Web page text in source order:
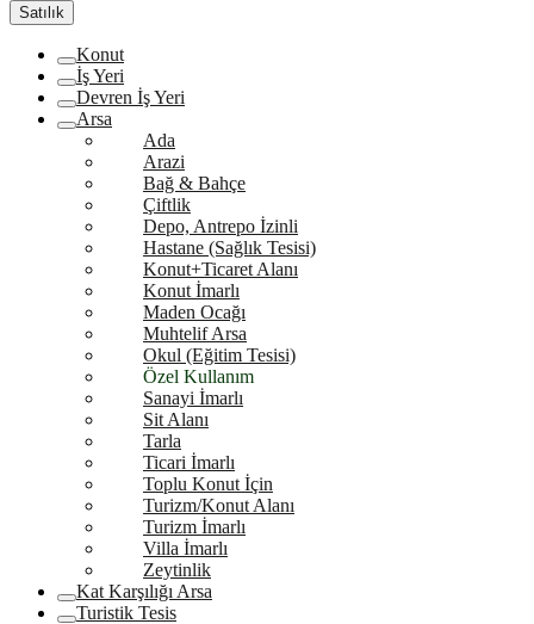
Satılık
Konut
İş Yeri
Devren İş Yeri
Arsa
Ada
Arazi
Bağ & Bahçe
Çiftlik
Depo, Antrepo İzinli
Hastane (Sağlık Tesisi)
Konut+Ticaret Alanı
Konut İmarlı
Maden Ocağı
Muhtelif Arsa
Okul (Eğitim Tesisi)
Özel Kullanım
Sanayi İmarlı
Sit Alanı
Tarla
Ticari İmarlı
Toplu Konut İçin
Turizm/Konut Alanı
Turizm İmarlı
Villa İmarlı
Zeytinlik
Kat Karşılığı Arsa
Turistik Tesis